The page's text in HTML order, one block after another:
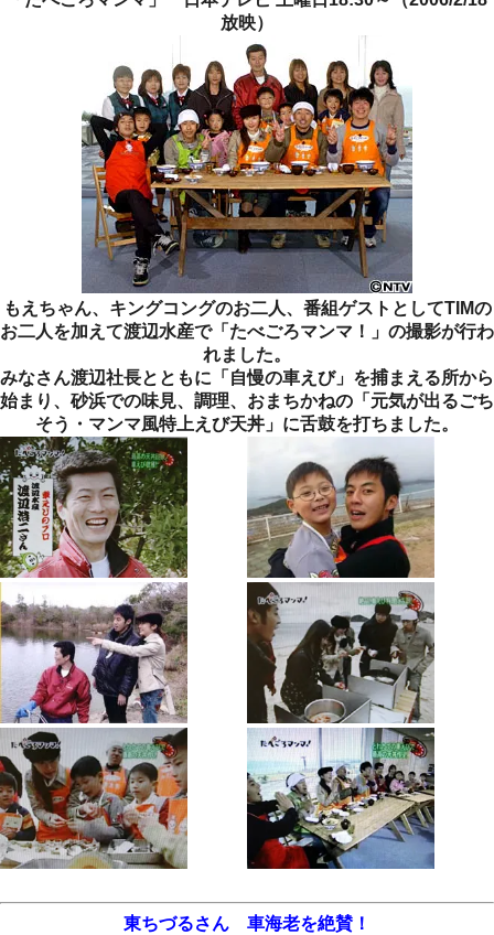
放映）
もえちゃん、キングコングのお二人、番組ゲストとしてTIMの
お二人を加えて渡辺水産で「たべごろマンマ！」の撮影が行わ
れました。
みなさん渡辺社長とともに「自慢の車えび」を捕まえる所から
始まり、砂浜での味見、調理、おまちかねの「元気が出るごち
そう・マンマ風特上えび天丼」に舌鼓を打ちました。
東ちづるさん 車海老を絶賛！